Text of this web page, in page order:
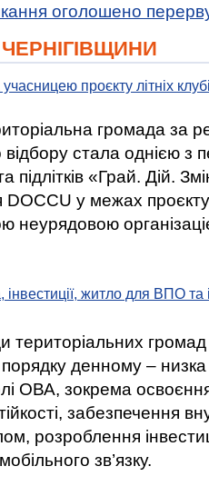
оголошено
проєкту літніх
громада за
відбору стала однією
підлітків «Грай. Дій.
DOCCU у межах
неурядовою
інвестиції, житло для ВПО
територіальних громад
денному –
ОВА, зокрема освоєння
забезпечення
розроблення
зв’язку.